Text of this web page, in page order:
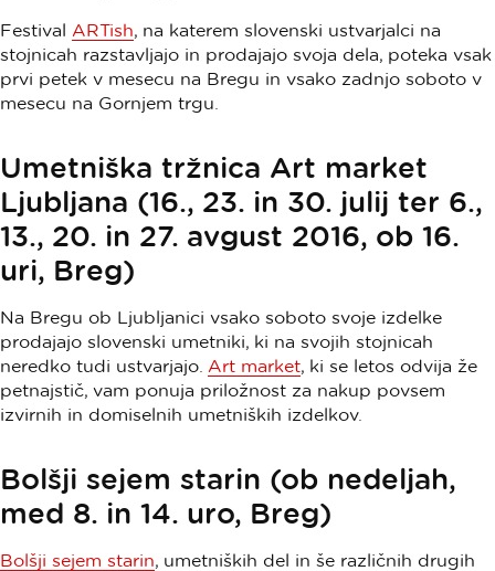
Festival ARTish, na katerem slovenski ustvarjalci na
stojnicah razstavljajo in prodajajo svoja dela, poteka vsak
prvi petek v mesecu na Bregu in vsako zadnjo soboto v
mesecu na Gornjem trgu.
Umetniška tržnica Art market
Ljubljana (16., 23. in 30. julij ter 6.,
13., 20. in 27. avgust 2016, ob 16.
uri, Breg)
Na Bregu ob Ljubljanici vsako soboto svoje izdelke
prodajajo slovenski umetniki, ki na svojih stojnicah
neredko tudi ustvarjajo. Art market, ki se letos odvija že
petnajstič, vam ponuja priložnost za nakup povsem
izvirnih in domiselnih umetniških izdelkov.
Bolšji sejem starin (ob nedeljah,
med 8. in 14. uro, Breg)
Bolšji sejem starin, umetniških del in še različnih drugih